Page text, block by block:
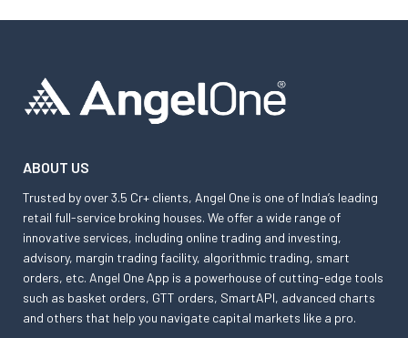
ABOUT US
Trusted by over 3.5 Cr+ clients, Angel One is one of India’s leading
retail full-service broking houses. We offer a wide range of
innovative services, including online trading and investing,
advisory, margin trading facility, algorithmic trading, smart
orders, etc. Angel One App is a powerhouse of cutting-edge tools
such as basket orders, GTT orders, SmartAPI, advanced charts
and others that help you navigate capital markets like a pro.